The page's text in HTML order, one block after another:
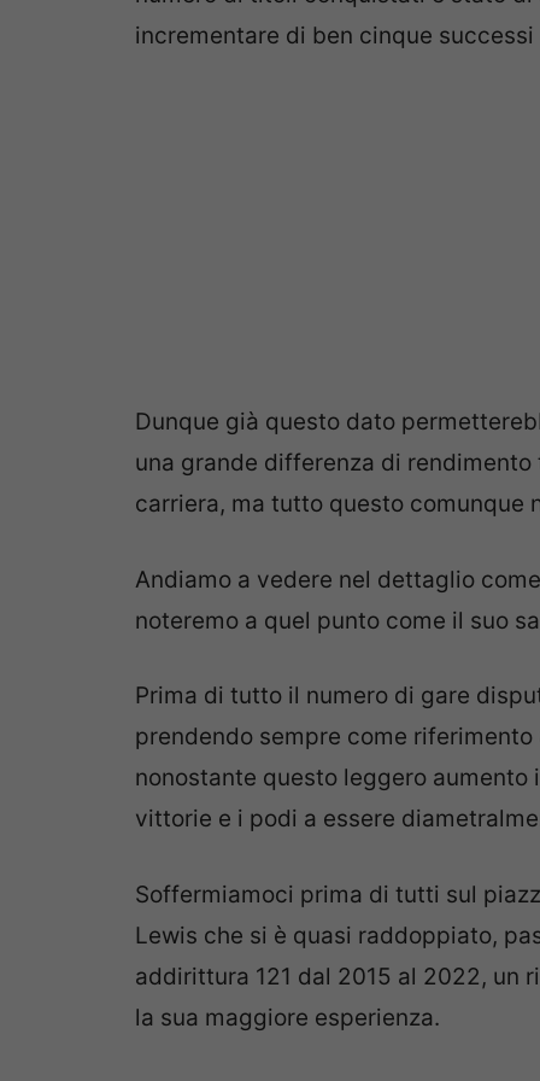
incrementare di ben cinque successi
Dunque già questo dato
una grande differenza di
carriera, ma tutto questo comunque
Andiamo a vedere nel dettaglio
noteremo a quel punto come il suo
Prima di tutto il numero di gare
prendendo sempre come
nonostante questo leggero aumento
vittorie e i podi a essere
Soffermiamoci prima di tutti sul
Lewis che si è quasi raddoppiato,
addirittura 121 dal 2015 al 2022, un
la sua maggiore esperienza.